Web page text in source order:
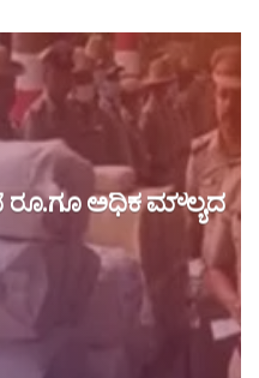
ರೂ.ಗೂ ಅಧಿಕ ಮೌಲ್ಯದ